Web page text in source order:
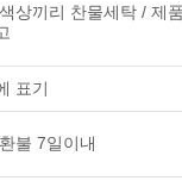
상끼리 찬물세탁 / 제
표기
불 7일이내